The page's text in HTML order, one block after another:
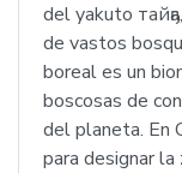
del yakuto
de vastos
boreal es un
boscosas de
del planeta. En
para designar